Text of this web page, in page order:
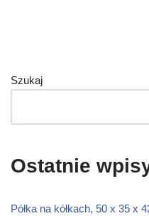
Szukaj
Ostatnie
Półka na kółkach, 50 x 35 x